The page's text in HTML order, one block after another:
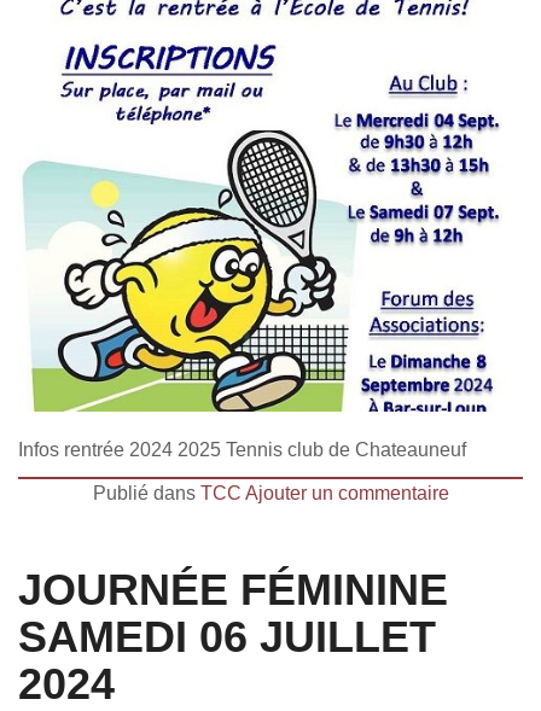
Infos rentrée 2024 2025 Tennis club de Chateauneuf
Publié dans TCC Ajouter un commentaire
JOURNÉE FÉMININE
SAMEDI 06 JUILLET
2024